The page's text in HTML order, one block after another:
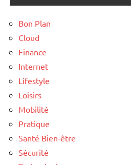
Bon Plan
Cloud
Finance
Internet
Lifestyle
Loisirs
Mobilité
Pratique
Santé Bien-être
Sécurité